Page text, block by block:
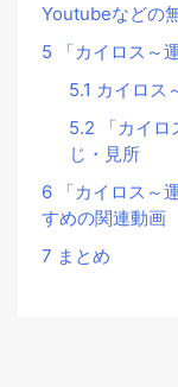
Youtubeなどの
5 「カイロス～
5.1 カイロス
5.2 「カイ
じ・見所
6 「カイロス～
すめの関連動画
7 まとめ